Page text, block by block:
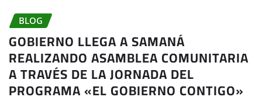
BLOG
GOBIERNO LLEGA A SAMANÁ
REALIZANDO ASAMBLEA COMUNITARIA
A TRAVÉS DE LA JORNADA DEL
PROGRAMA «EL GOBIERNO CONTIGO»